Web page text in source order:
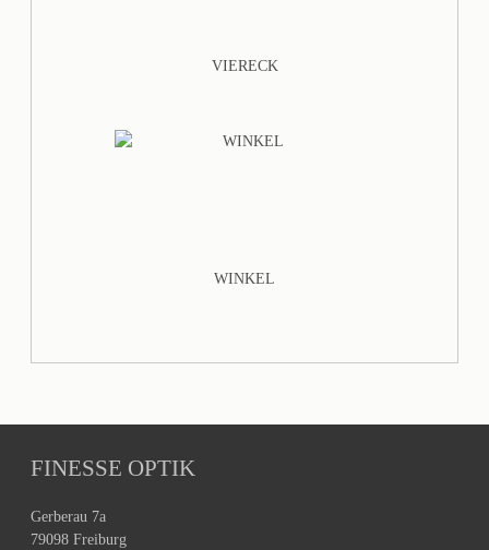
VIERECK
WINKEL
FINESSE OPTIK
Gerberau 7a
79098 Freiburg